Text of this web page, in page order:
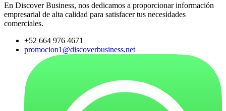
En Discover Business, nos dedicamos a proporcionar información
empresarial de alta calidad para satisfacer tus necesidades
comerciales.
+52 664 976 4671
promocion1@discoverbusiness.net